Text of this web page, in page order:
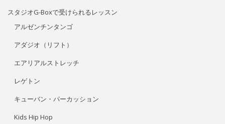
スタジオG-Boxで受けられるレッスン
アルゼンチンタンゴ
アダジオ（リフト）
エアリアルストレッチ
レゲトン
キューバン・パーカッション
Kids Hip Hop